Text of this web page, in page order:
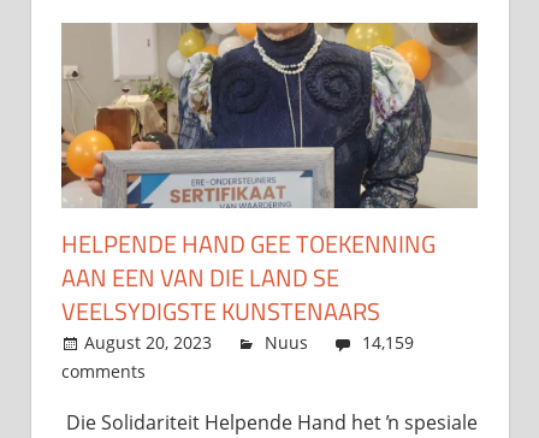
HELPENDE HAND GEE TOEKENNING
AAN EEN VAN DIE LAND SE
VEELSYDIGSTE KUNSTENAARS
August 20, 2023 admin
Nuus
14,159
comments
Die Solidariteit Helpende Hand het ŉ spesiale